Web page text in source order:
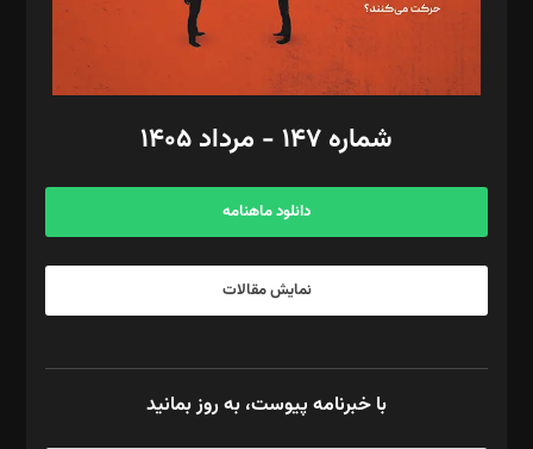
گرافیک و صفحه‌آرایی: سید‌سبحان‌علی ثابت
مد‌یر توسعه تجاری: کامبیز برید‌
امور مالی: شاپور رهبری، محمد‌ کاظمی‌نیا
آگهی و مشترکین: ۰۹۱۹۹۹۹۰۴۵۴
شماره ۱۴۷ - مرداد ۱۴۰۵
دانلود ماهنامه
نمایش مقالات
با خبرنامه پیوست، به روز بمانید